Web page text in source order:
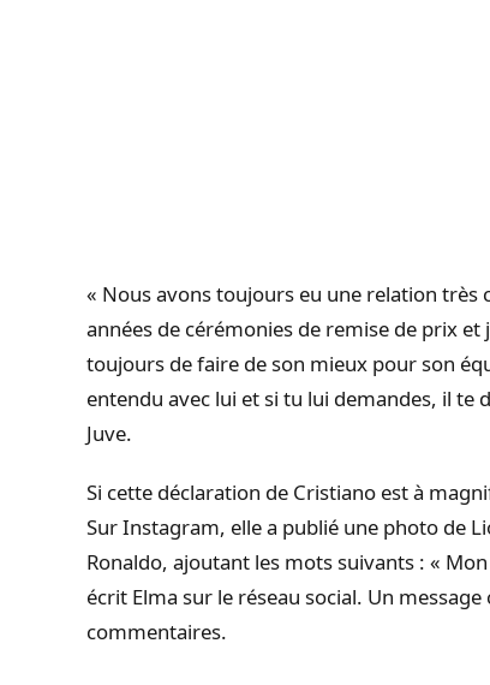
« Nous avons toujours eu une relation
années de cérémonies de remise de prix et
toujours de faire de son mieux pour son
entendu avec lui et si tu lui demandes, il te
Juve.
Si cette déclaration de Cristiano est à
Sur Instagram, elle a publié une photo de
Ronaldo, ajoutant les mots suivants : «
écrit Elma sur le réseau social. Un
commentaires.